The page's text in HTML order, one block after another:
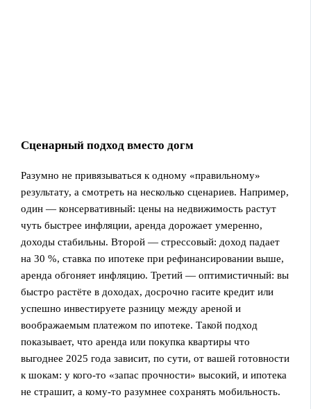
Сценарный подход вместо догм
Разумно не привязываться к одному «правильному»
результату, а смотреть на несколько сценариев. Например,
один — консервативный: цены на недвижимость растут
чуть быстрее инфляции, аренда дорожает умеренно,
доходы стабильны. Второй — стрессовый: доход падает
на 30 %, ставка по ипотеке при рефинансировании выше,
аренда обгоняет инфляцию. Третий — оптимистичный: вы
быстро растёте в доходах, досрочно гасите кредит или
успешно инвестируете разницу между ареной и
воображаемым платежом по ипотеке. Такой подход
показывает, что аренда или покупка квартиры что
выгоднее 2025 года зависит, по сути, от вашей готовности
к шокам: у кого‑то «запас прочности» высокий, и ипотека
не страшит, а кому‑то разумнее сохранять мобильность.